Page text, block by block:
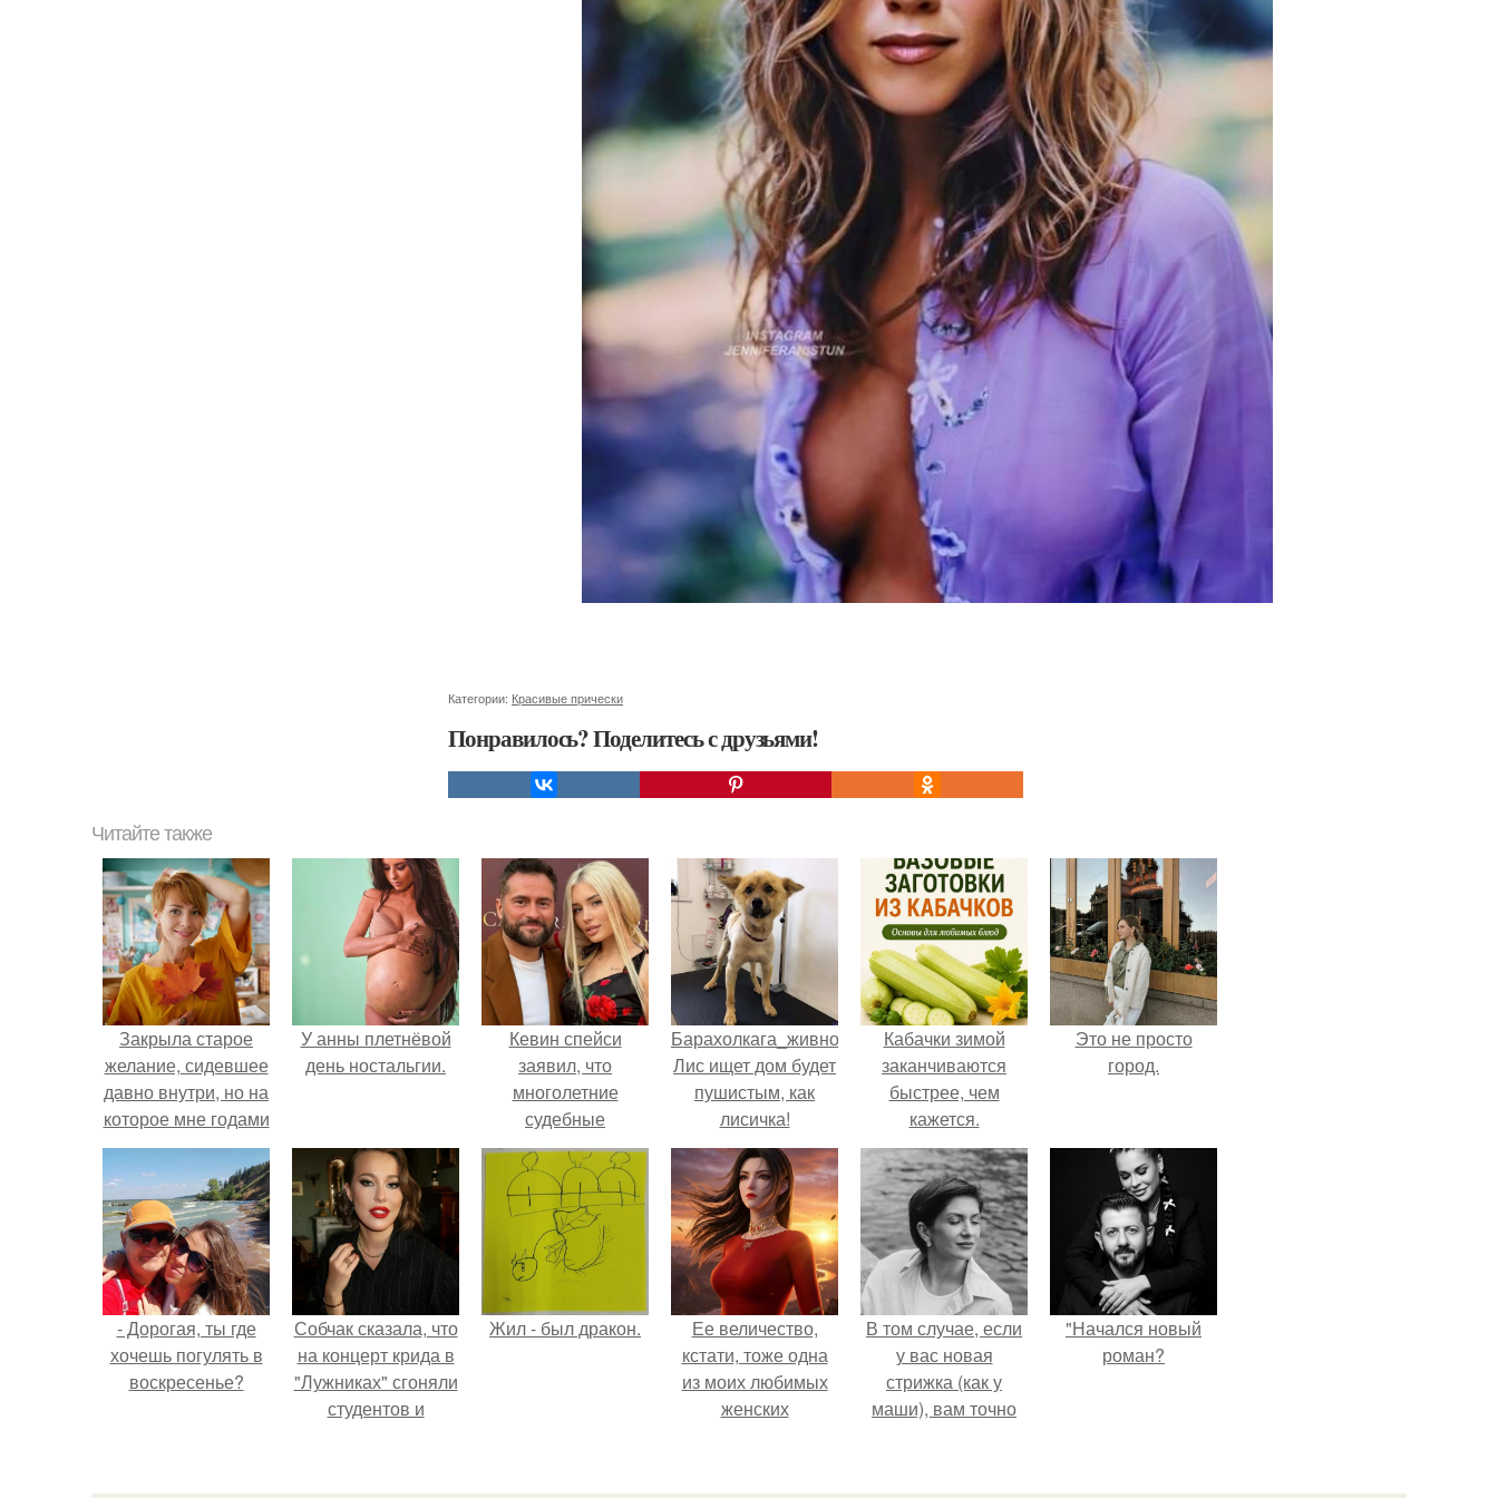
Категории: Красивые прически
Понравилось? Поделитесь с друзьями!
Читайте также
Закрыла старое
желание, сидевшее
давно внутри, но на
которое мне годами
не хватало
смелости.
У анны плетнёвой
день ностальгии.
Кевин спейси
заявил, что
многолетние
судебные
разбирательства
практически
уничтожили его
состояние.
Барахолкага_живность.
Лис ищет дом будет
пушистым, как
лисичка!
Кабачки зимой
заканчиваются
быстрее, чем
кажется.
Это не просто
город.
- Дорогая, ты где
хочешь погулять в
воскресенье?
Собчак сказала, что
на концерт крида в
"Лужниках" сгоняли
студентов и
так везде были
Жил - был дракон.
Ее величество,
кстати, тоже одна
из моих любимых
женских
В том случае, если
у вас новая
стрижка (как у
маши), вам точно
"Начался новый
роман?